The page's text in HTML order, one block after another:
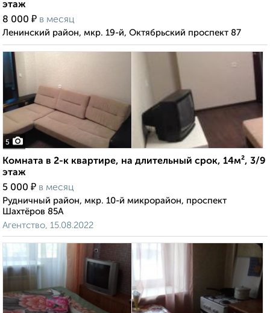
этаж
8 000 ₽ в месяц
Ленинский район, мкр. 19-й, Октябрьский проспект 87
5
Комната в 2-к квартире, на длительный срок, 14м², 3/9
этаж
5 000 ₽ в месяц
Рудничный район, мкр. 10-й микрорайон, проспект
Шахтёров 85А
Агентство, 15.08.2022